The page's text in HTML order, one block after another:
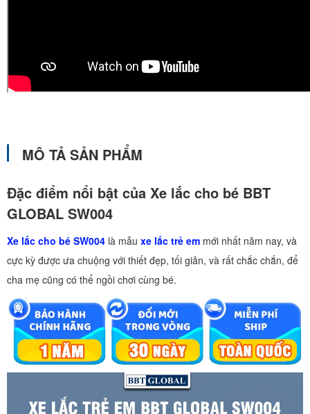
MÔ TẢ SẢN PHẨM
Đặc điểm nổi bật của Xe lắc cho bé BBT
GLOBAL SW004
Xe lắc cho bé SW004 là mẫu xe lắc trẻ em mới nhất năm nay, và
cực kỳ được ưa chuộng với thiết đẹp, tối giản, và rất chắc chắn, để
cha mẹ cũng có thể ngồi chơi cùng bé.